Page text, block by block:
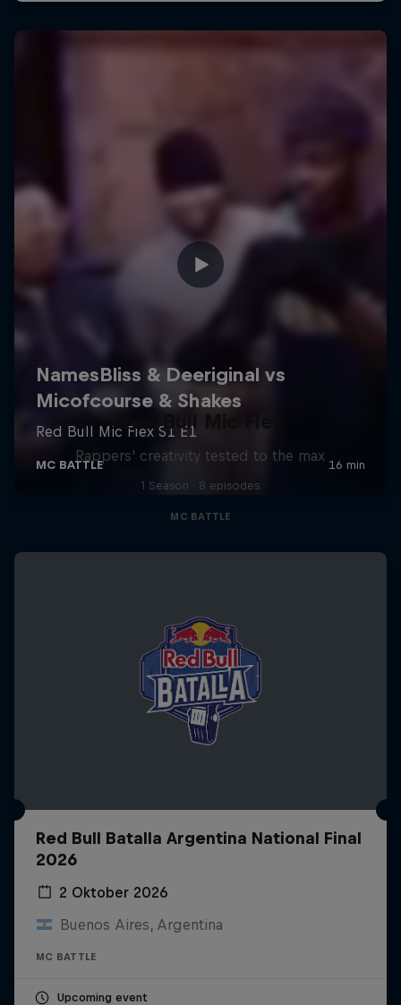
Red Bull Mic Flex
Rappers' creativity tested to the max
1 Season · 8 episodes
MC BATTLE
Red Bull Batalla Argentina National Final
2026
2 Oktober 2026
Buenos Aires, Argentina
MC BATTLE
Upcoming event